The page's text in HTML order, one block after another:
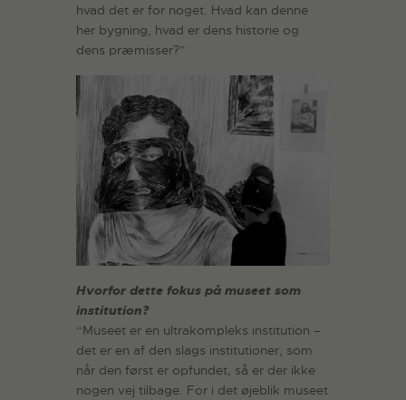
hvad det er for noget. Hvad kan denne
her bygning, hvad er dens historie og
dens præmisser?”
Hvorfor dette fokus på museet som
institution?
“Museet er en ultrakompleks institution –
det er en af den slags institutioner, som
når den først er opfundet, så er der ikke
nogen vej tilbage. For i det øjeblik museet